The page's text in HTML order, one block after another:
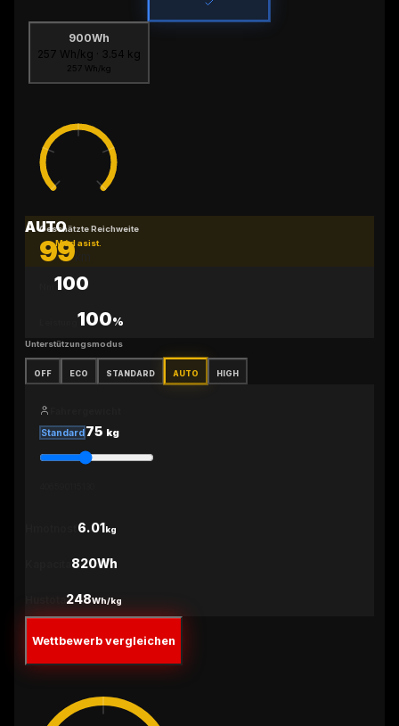
900Wh
257 Wh/kg · 3.54 kg
257 Wh/kg
AUTO
Mód asist.
Geschätzte Reichweite
99
100
100%
Unterstützungsmodus
OFF ECO STANDARD AUTO HIGH
Standard75 kg
6.01 kg
820Wh
248Wh/kg
Wettbewerb vergleichen